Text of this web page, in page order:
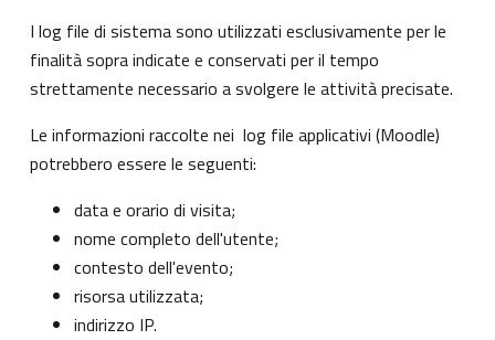
I log file di sistema sono utilizzati esclusivamente per le
finalità sopra indicate e conservati per il tempo
strettamente necessario a svolgere le attività precisate.
Le informazioni raccolte nei log file applicativi (Moodle)
potrebbero essere le seguenti:
data e orario di visita;
nome completo dell'utente;
contesto dell'evento;
risorsa utilizzata;
indirizzo IP.